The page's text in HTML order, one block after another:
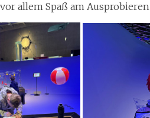
allem Spaß am Ausprobieren